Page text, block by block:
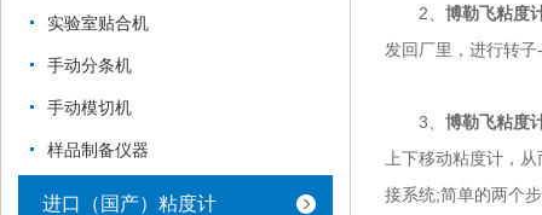
实验室贴合机
手动分条机
手动模切机
样品制备仪器
进口（国产）粘度计
2、 博勒飞粘度
发回厂里，进行转
3、 博勒飞粘度
上下移动粘度计，
接系统;简单的两个